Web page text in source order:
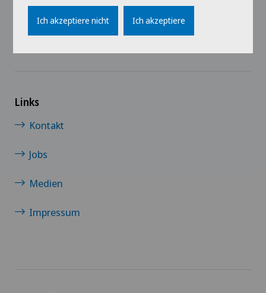
Links
Kontakt
Jobs
Medien
Impressum
Ich akzeptiere nicht Ich akzeptiere